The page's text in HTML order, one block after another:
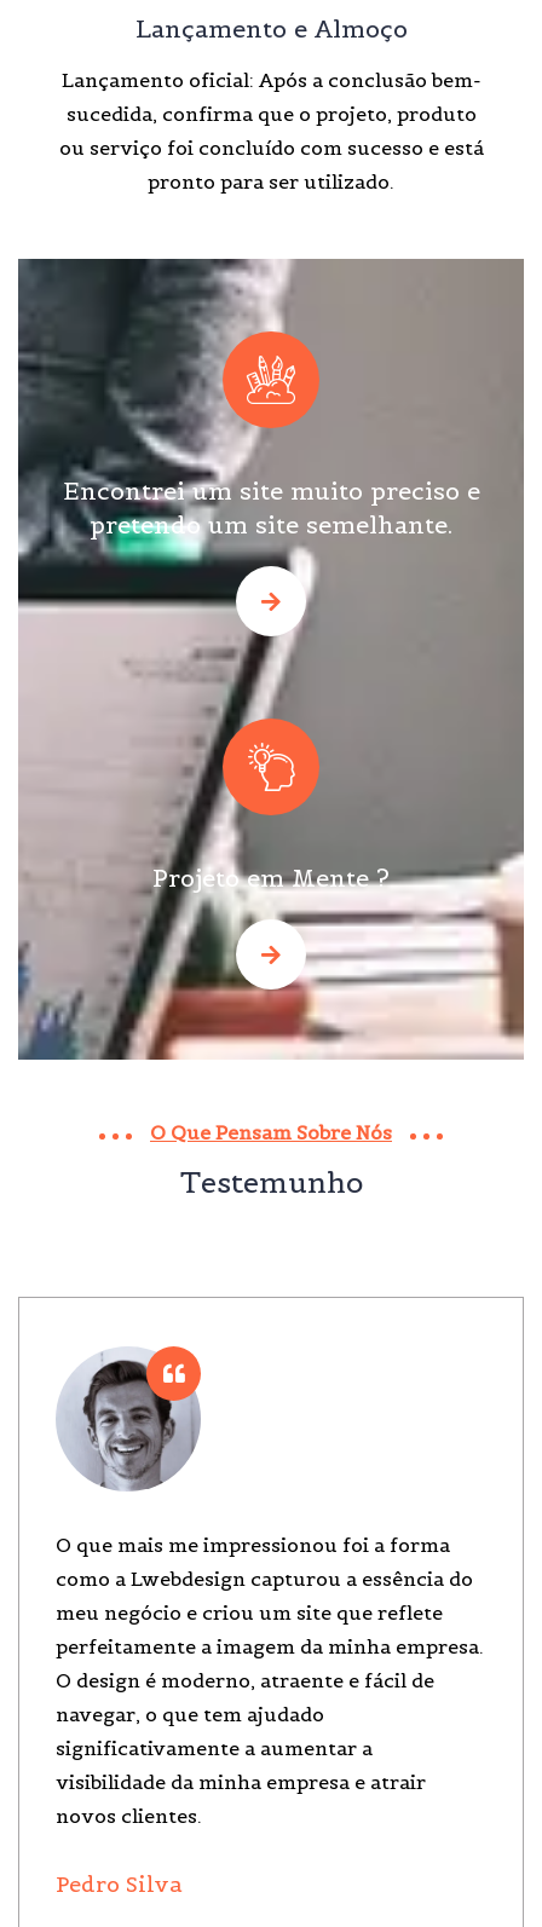
Lançamento e Almoço
Lançamento oficial: Após a conclusão bem-
sucedida, confirma que o projeto, produto
ou serviço foi concluído com sucesso e está
pronto para ser utilizado.
Encontrei um site muito preciso e
pretendo um site semelhante.
Projeto em Mente ?
O Que Pensam Sobre Nós
Testemunho
O que mais me impressionou foi a forma
como a Lwebdesign capturou a essência do
meu negócio e criou um site que reflete
perfeitamente a imagem da minha empresa.
O design é moderno, atraente e fácil de
navegar, o que tem ajudado
significativamente a aumentar a
visibilidade da minha empresa e atrair
novos clientes.
Pedro Silva